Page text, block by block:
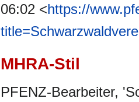
06:02 <https://
MHRA-Stil
PFENZ-Bearbeiter,